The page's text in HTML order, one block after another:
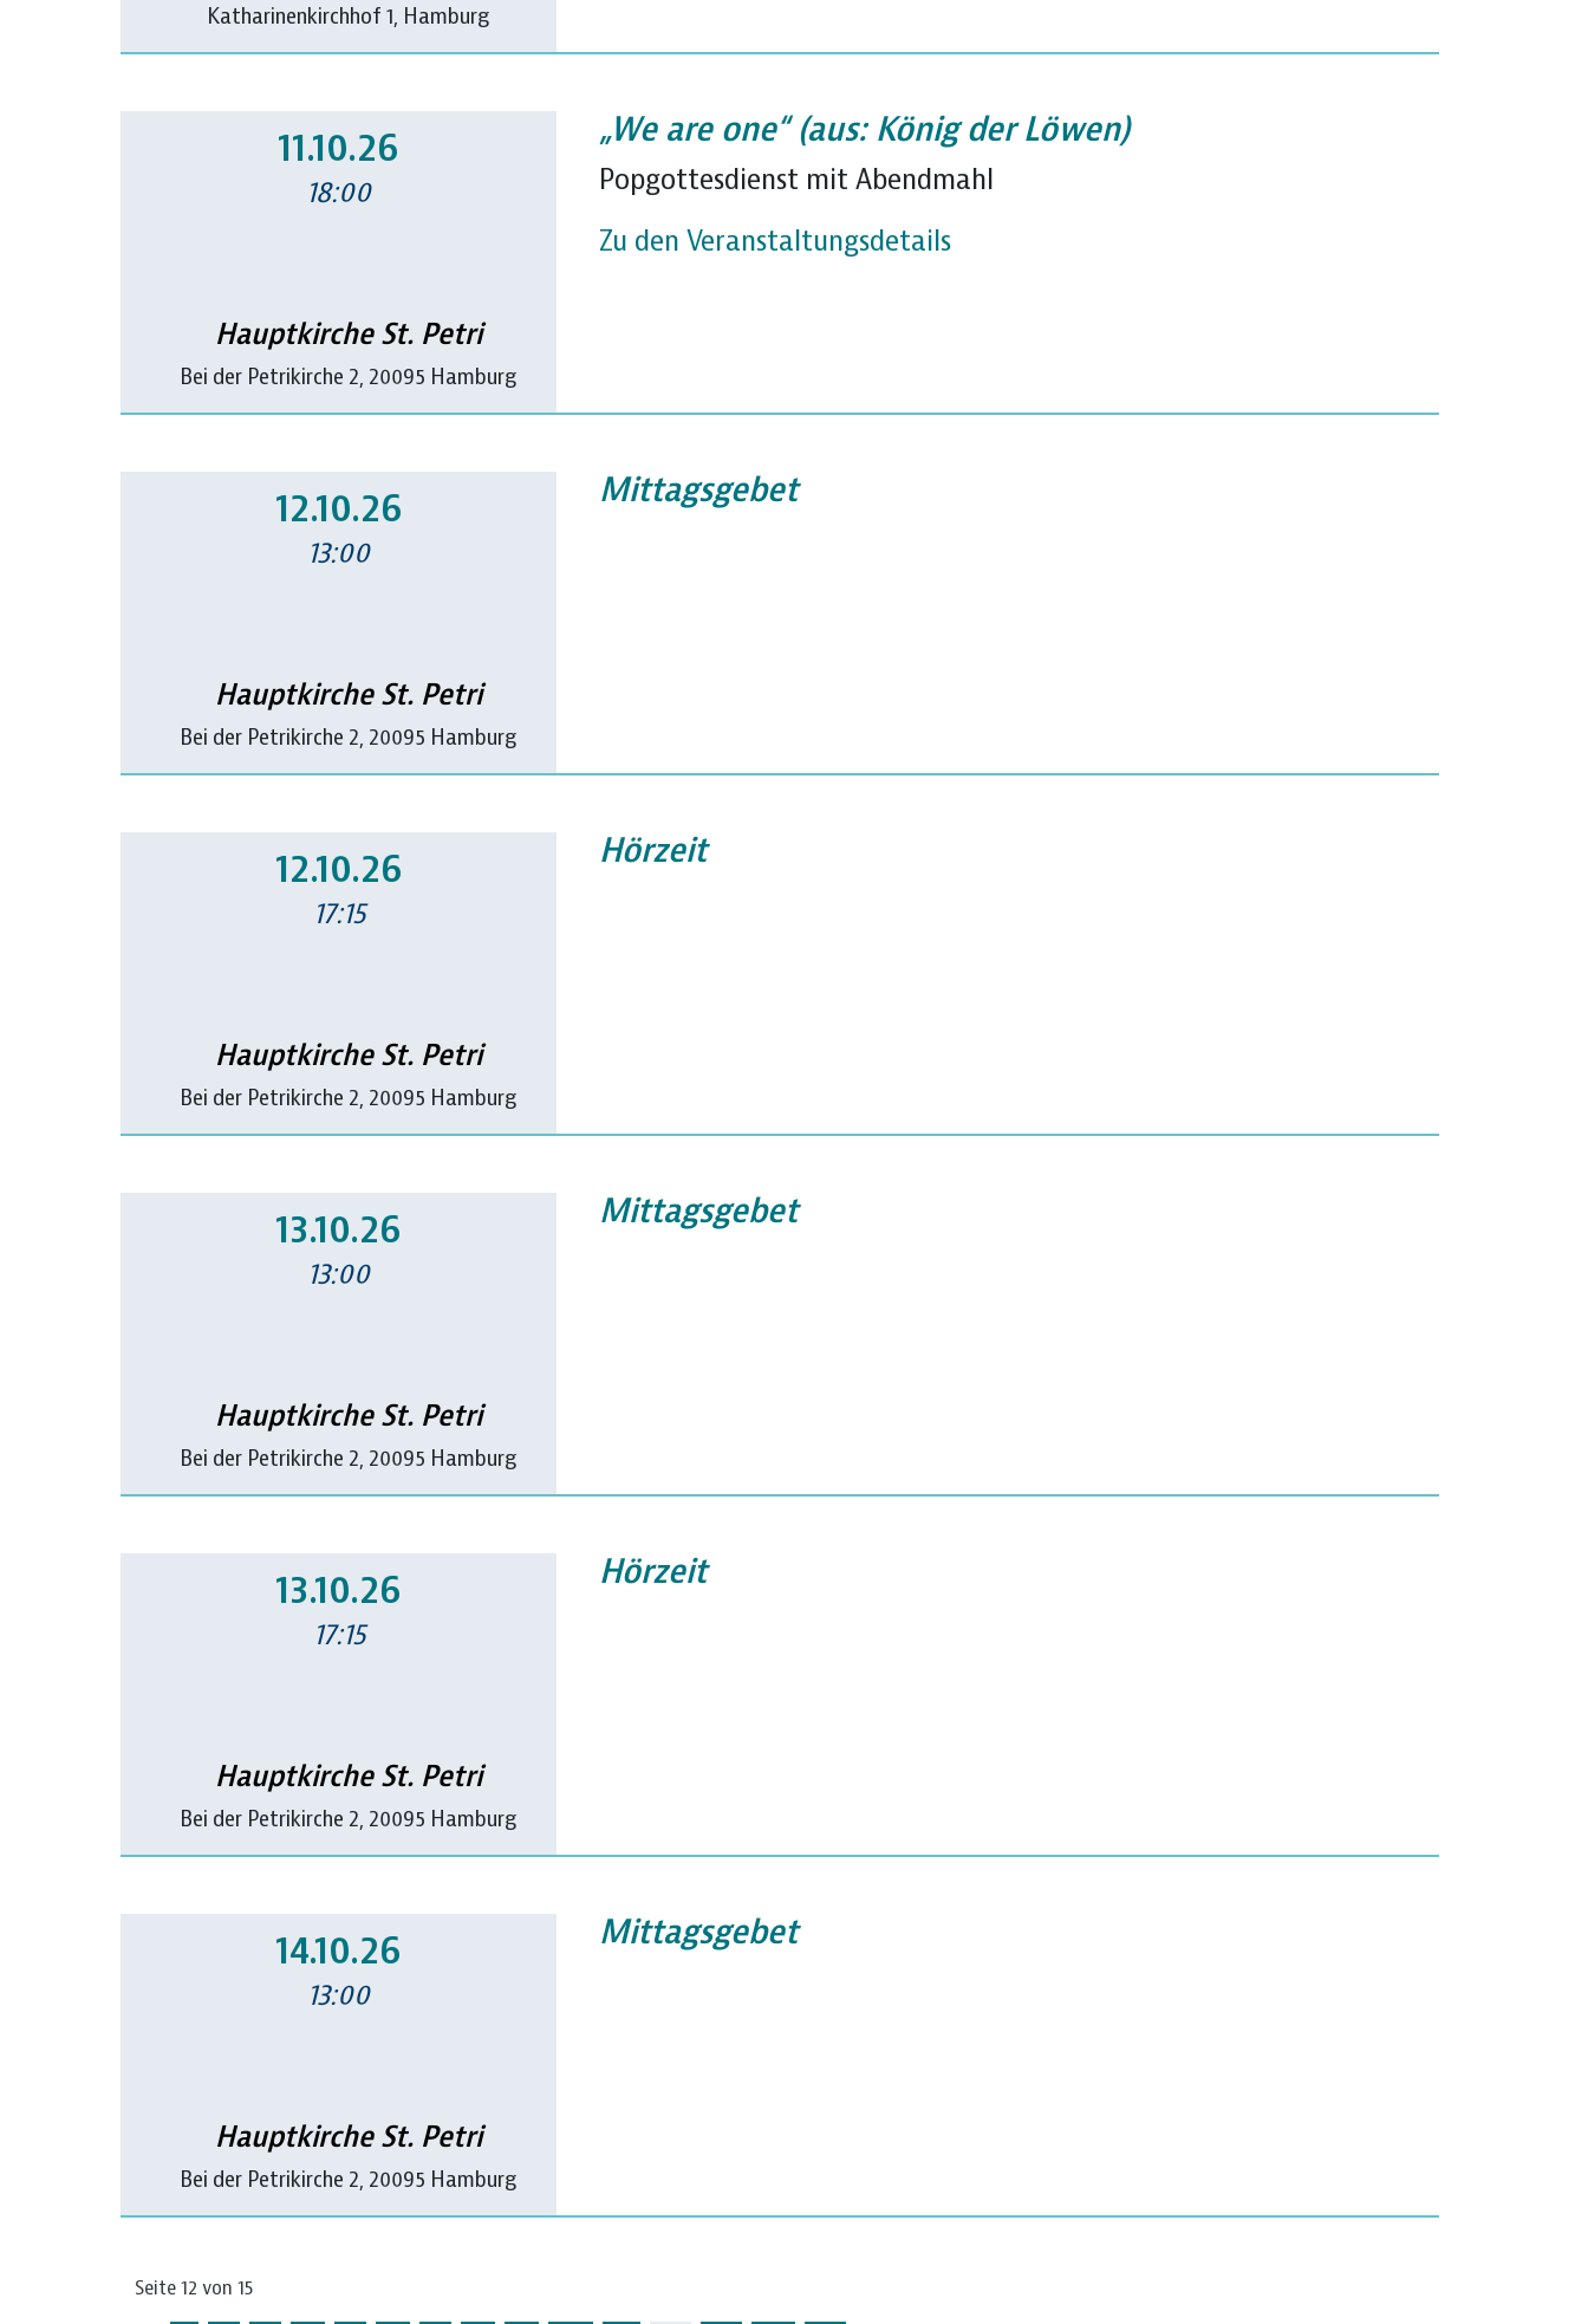
Katharinenkirchhof 1, Hamburg
11.10.26
18:00
Hauptkirche St. Petri
Bei der Petrikirche 2, 20095 Hamburg
„We are one“ (aus: König der Löwen)
Popgottesdienst mit Abendmahl
Zu den Veranstaltungsdetails
12.10.26
13:00
Hauptkirche St. Petri
Bei der Petrikirche 2, 20095 Hamburg
Mittagsgebet
12.10.26
17:15
Hauptkirche St. Petri
Bei der Petrikirche 2, 20095 Hamburg
Hörzeit
13.10.26
13:00
Hauptkirche St. Petri
Bei der Petrikirche 2, 20095 Hamburg
Mittagsgebet
13.10.26
17:15
Hauptkirche St. Petri
Bei der Petrikirche 2, 20095 Hamburg
Hörzeit
14.10.26
13:00
Hauptkirche St. Petri
Bei der Petrikirche 2, 20095 Hamburg
Mittagsgebet
Seite 12 von 15